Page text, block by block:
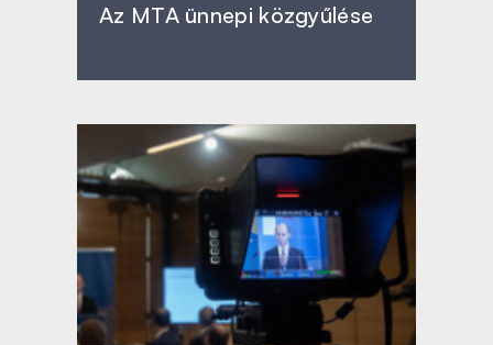
Az MTA ünnepi közgyűlése